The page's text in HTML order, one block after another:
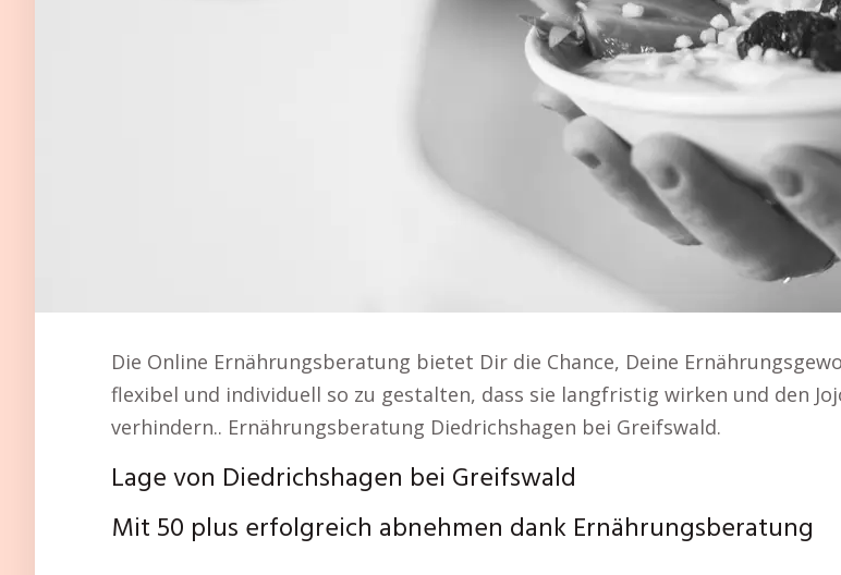
Die Online Ernährungsberatung bietet Dir die Chance, Deine
flexibel und individuell so zu gestalten, dass sie langfristig wirken und den
verhindern.. Ernährungsberatung Diedrichshagen bei Greifswald.
Lage von Diedrichshagen bei Greifswald
Mit 50 plus erfolgreich abnehmen dank Ernährungsberatung